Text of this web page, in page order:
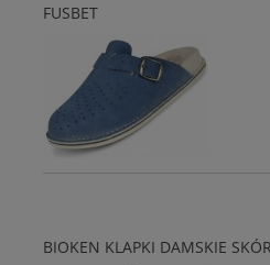
FUSBET
BIOKEN KLAPKI DAMSKIE